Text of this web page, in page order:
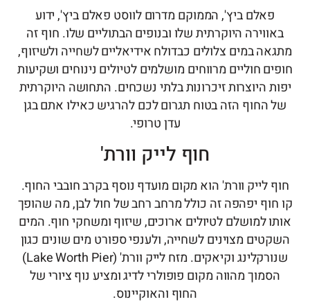
ביץ', הממוקם מדרום לווסט פאלם ביץ', ידוע
היוקרתית שלו ובנופים הבתוליים שלו. חוף זה
במים צלולים כבדולח אידיאליים לשחייה ולשיזוף,
חוליים מרווחים מושלמים לטיולים נינוחים ושקיעות
היוצרות זיכרונות בלתי נשכחים. התחושה היוקרתית
הזה בטוח תגרום לכם להרגיש כאילו אתם בגן
עדן טרופי.
חוף לייק וורת'
לייק וורת' הוא מקום מועדף נוסף בקרב חובבי החוף.
יפהפה זה כולל מרחב רחב של חול לבן, מה שהופך
למושלם לטיולים ארוכים, שיזוף ומשחקי חוף. המים
מצוינים לשחייה, ולענפי ספורט מים שונים כגון
שנורקלינג וקיאקים. מזח לייק וורת' (Lake Worth Pier)
מהווה מקום פופולרי לדיג ומציע נוף ציורי של
החוף והאוקיינוס.